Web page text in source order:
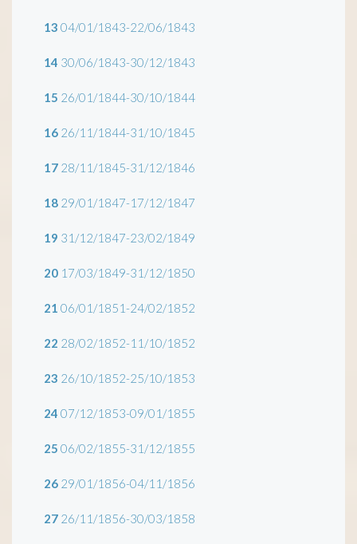
13 04/01/1843-22/06/1843
14 30/06/1843-30/12/1843
15 26/01/1844-30/10/1844
16 26/11/1844-31/10/1845
17 28/11/1845-31/12/1846
18 29/01/1847-17/12/1847
19 31/12/1847-23/02/1849
20 17/03/1849-31/12/1850
21 06/01/1851-24/02/1852
22 28/02/1852-11/10/1852
23 26/10/1852-25/10/1853
24 07/12/1853-09/01/1855
25 06/02/1855-31/12/1855
26 29/01/1856-04/11/1856
27 26/11/1856-30/03/1858